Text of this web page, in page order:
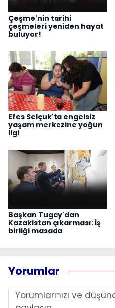
Çeşme'nin tarihi
çeşmeleri yeniden hayat
buluyor!
Efes Selçuk'ta engelsiz
yaşam merkezine yoğun
ilgi
Başkan Tugay'dan
Kazakistan çıkarması: İş
birliği masada
Yorumlar